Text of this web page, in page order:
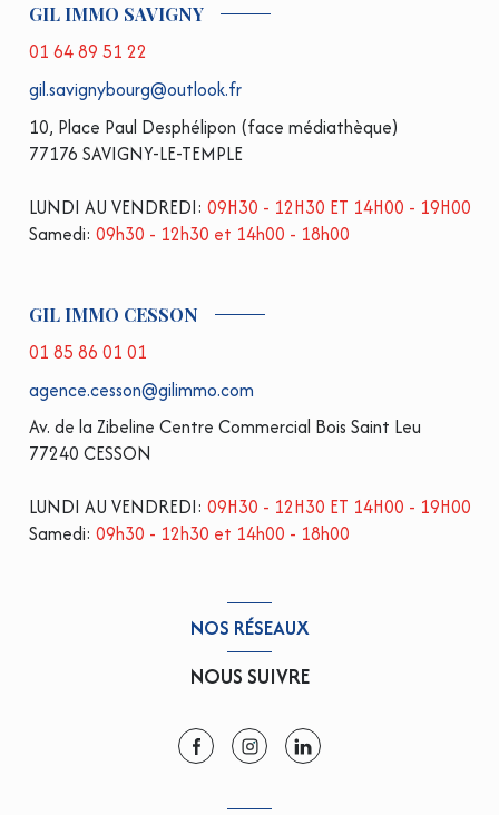
GIL IMMO SAVIGNY
01 64 89 51 22
gil.savignybourg@outlook.fr
10, Place Paul Desphélipon (face médiathèque)
77176 SAVIGNY-LE-TEMPLE
LUNDI AU VENDREDI: 09H30 - 12H30 ET 14H00 - 19H00
Samedi: 09h30 - 12h30 et 14h00 - 18h00
GIL IMMO CESSON
01 85 86 01 01
agence.cesson@gilimmo.com
Av. de la Zibeline Centre Commercial Bois Saint Leu
77240 CESSON
LUNDI AU VENDREDI: 09H30 - 12H30 ET 14H00 - 19H00
Samedi: 09h30 - 12h30 et 14h00 - 18h00
NOS RÉSEAUX
NOUS SUIVRE